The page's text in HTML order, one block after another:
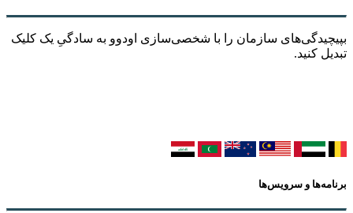
بپیچیدگی‌های سازمان را با شخصی‌سازی اودوو به سادگیِ یک کلیک
تبدیل کنید.
برنامه‌ها و سرویس‌ها